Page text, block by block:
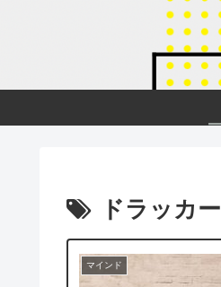
ドラッカー
マインド